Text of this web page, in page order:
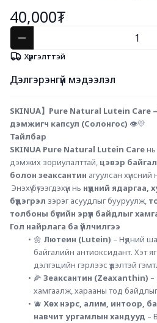
40,000₮
Хүргэлттэй
Дэлгэрэнгүй мэдээлэл
SKINUA】Pure Natural Lutein Care –
дэмжигч капсул (Солонгос) 👁️💛
Тайлбар
SKINUA Pure Natural Lutein Care нь
дэмжих зориулалттай, цэвэр
болон зеаксантин агуулсан хүнсний
Энэхүү бүтээгдэхүүн нь нүдний ядаргаа,
бүдэгрэл зэрэг асуудлыг бууруулж,
толбоны бүсийн эрүүл байдлыг
Гол найрлага ба үйлчилгээ
🌼 Лютеин (Lutein) – Нүдний
байгалийн антиоксидант. Хэт
дэлгэцийн гэрлээс үүдэлтэй
🌽 Зеаксантин (Zeaxanthin) –
хамгаалж, харааны тод
🫐 Хөх нэрс, алим, интоор,
навчит ургамлын хандууд –